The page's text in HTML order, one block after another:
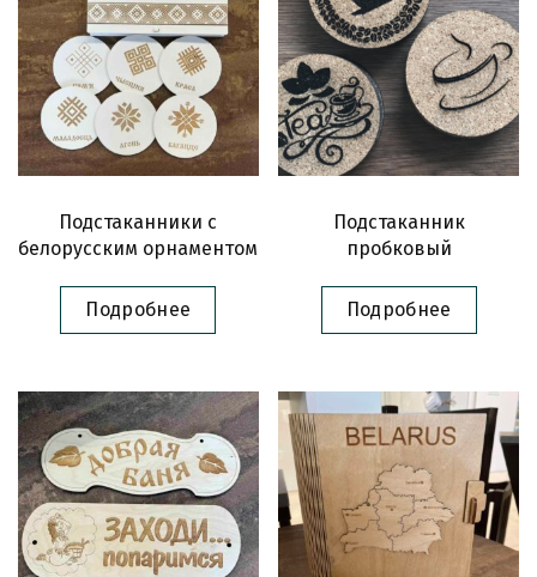
Подстаканники с
белорусским орнаментом
Подробнее
Подстаканник
пробковый
Подробнее